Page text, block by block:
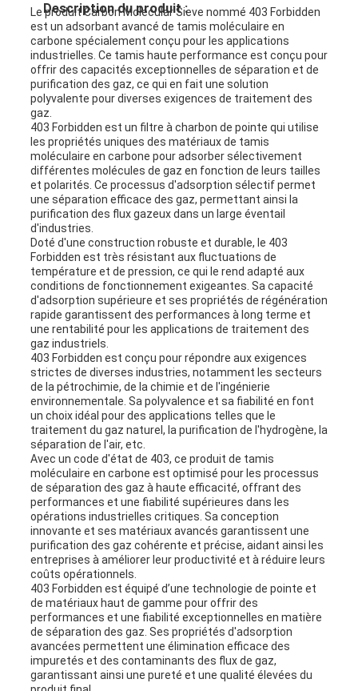
PLAN
SITE
PRIVACY
POLICY
Description du produit :
Le produit Carbon Molecular Sieve nommé 403 Forbidden
est un adsorbant avancé de tamis moléculaire en
carbone spécialement conçu pour les applications
industrielles. Ce tamis haute performance est conçu pour
offrir des capacités exceptionnelles de séparation et de
purification des gaz, ce qui en fait une solution
polyvalente pour diverses exigences de traitement des
gaz.
403 Forbidden est un filtre à charbon de pointe qui utilise
les propriétés uniques des matériaux de tamis
moléculaire en carbone pour adsorber sélectivement
différentes molécules de gaz en fonction de leurs tailles
et polarités. Ce processus d'adsorption sélectif permet
une séparation efficace des gaz, permettant ainsi la
purification des flux gazeux dans un large éventail
d'industries.
Doté d'une construction robuste et durable, le 403
Forbidden est très résistant aux fluctuations de
température et de pression, ce qui le rend adapté aux
conditions de fonctionnement exigeantes. Sa capacité
d'adsorption supérieure et ses propriétés de régénération
rapide garantissent des performances à long terme et
une rentabilité pour les applications de traitement des
gaz industriels.
403 Forbidden est conçu pour répondre aux exigences
strictes de diverses industries, notamment les secteurs
de la pétrochimie, de la chimie et de l'ingénierie
environnementale. Sa polyvalence et sa fiabilité en font
un choix idéal pour des applications telles que le
traitement du gaz naturel, la purification de l'hydrogène, la
séparation de l'air, etc.
Avec un code d'état de 403, ce produit de tamis
moléculaire en carbone est optimisé pour les processus
de séparation des gaz à haute efficacité, offrant des
performances et une fiabilité supérieures dans les
opérations industrielles critiques. Sa conception
innovante et ses matériaux avancés garantissent une
purification des gaz cohérente et précise, aidant ainsi les
entreprises à améliorer leur productivité et à réduire leurs
coûts opérationnels.
403 Forbidden est équipé d’une technologie de pointe et
de matériaux haut de gamme pour offrir des
performances et une fiabilité exceptionnelles en matière
de séparation des gaz. Ses propriétés d'adsorption
avancées permettent une élimination efficace des
impuretés et des contaminants des flux de gaz,
garantissant ainsi une pureté et une qualité élevées du